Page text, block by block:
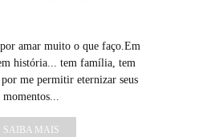
amar muito o que faço.Em
história... tem família, tem
me permitir eternizar seus
momentos...
SAIBA MAIS